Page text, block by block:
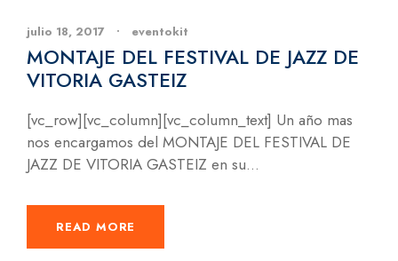
julio 18, 2017 • eventokit
MONTAJE DEL FESTIVAL DE JAZZ DE
VITORIA GASTEIZ
[vc_row][vc_column][vc_column_text] Un año mas
nos encargamos del MONTAJE DEL FESTIVAL DE
JAZZ DE VITORIA GASTEIZ en su...
READ MORE